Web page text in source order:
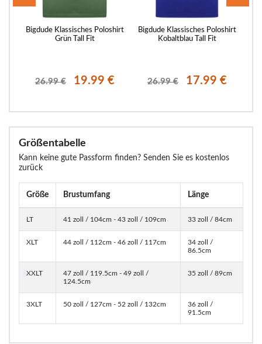
Bigdude Klassisches Poloshirt
Grün Tall Fit
26.99 € 19.99 €
Bigdude Klassisches Poloshirt
Kobaltblau Tall Fit
26.99 € 17.99 €
Größentabelle
Kann keine gute Passform finden? Senden Sie es kostenlos
zurück
Größe Brustumfang Länge
LT 41 zoll / 104cm - 43 zoll / 109cm 33 zoll / 84cm
XLT 44 zoll / 112cm - 46 zoll / 117cm
34 zoll /
86.5cm
XXLT
47 zoll / 119.5cm - 49 zoll /
124.5cm
35 zoll / 89cm
3XLT 50 zoll / 127cm - 52 zoll / 132cm
36 zoll /
91.5cm